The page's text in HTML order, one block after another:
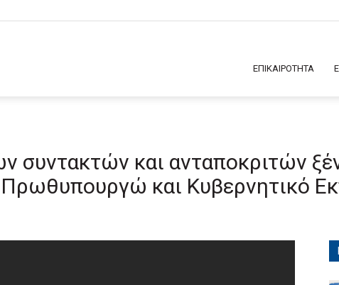
ΕΠΙΚΑΙΡΟΤΗΤΑ
συντακτών και ανταποκριτών
και Κυβερνητικό